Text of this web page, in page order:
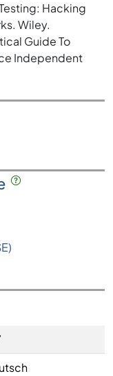
Hacking
Wiley.
Guide To
Independent